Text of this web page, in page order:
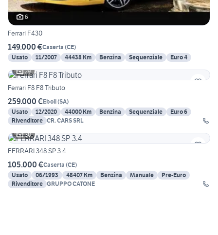
6
Ferrari F430
149.000 €Caserta (CE)
Usato
11/2007 44438 Km Benzina Sequenziale
Euro 4
29
Ferrari F8 F8 Tributo
259.000 €Eboli(SA)
Usato
12/2020 44000 Km Benzina Sequenziale
Euro 6
Rivenditore CR. CARS SRL
30
FERRARI 348 SP 3.4
105.000 €Caserta (CE)
Usato
06/1993 48407 Km Benzina Manuale
Pre-Euro
Rivenditore GRUPPO CATONE